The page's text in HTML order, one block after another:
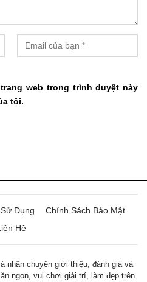
web trong trình duyệt này
tôi.
Dụng
Chính Sách Bảo Mật
Hệ
nhân chuyên giới thiệu, đánh giá và
ngon, vui chơi giải trí, làm đẹp trên